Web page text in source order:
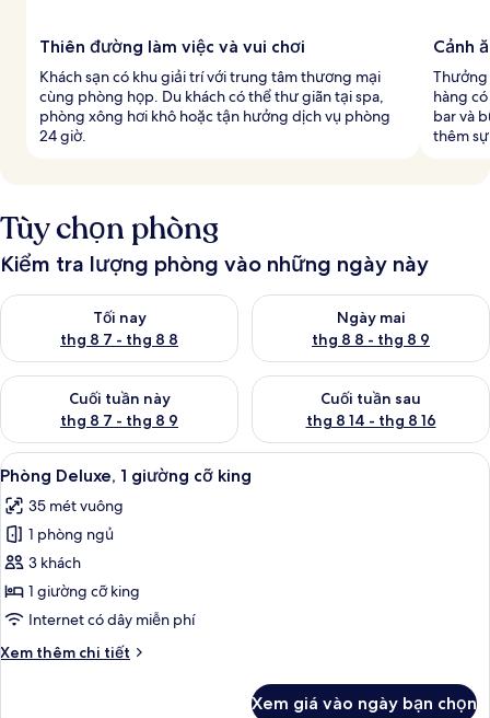
Thiên đường làm việc và vui chơi
Khách sạn có khu giải trí với trung tâm thương mại
cùng phòng họp. Du khách có thể thư giãn tại spa,
phòng xông hơi khô hoặc tận hưởng dịch vụ phòng
24 giờ.
Cảnh
Thưởng
hàng
bar và
thêm
Tùy chọn phòng
Kiểm tra lượng phòng vào những ngày này
Tối nay
thg 8 7 - thg 8 8
Kiểm tra lượng phòng tối nay từ thg 8 7 - thg 8 8
Ngày mai
thg 8 8 - thg 8 9
Kiểm tra lượng phòng ngày
Cuối tuần này
thg 8 7 - thg 8 9
Kiểm tra lượng phòng cuối tuần này từ thg 8 7 - thg 8 9
Cuối tuần sau
thg 8 14 - thg 8 16
Kiểm tra lượng phòng cuối
Xem
tất
cả
ảnh
Phòng
Deluxe,
1
cỡ
Phòng Deluxe, 1 giường cỡ king |
8
Phòng Deluxe, 1 giường cỡ king
35 mét vuông
1 phòng ngủ
3 khách
1 giường cỡ king
Internet có dây miễn phí
Xem thêm chi tiết
Chi
Xem giá vào ngày bạn chọn